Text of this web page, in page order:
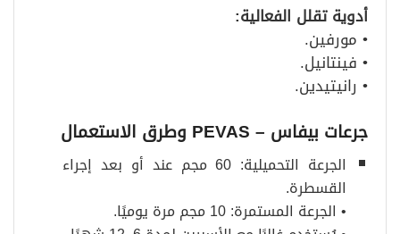
أدوية تقلل الفعالية:
• مورفين.
• فينتانيل.
• رانيتيدين.
جرعات بيفاس – PEVAS وطرق الاستعمال
الجرعة التحميلية: 60 مجم عند أو بعد إجراء
القسطرة.
• الجرعة المستمرة: 10 مجم مرة يوميًا.